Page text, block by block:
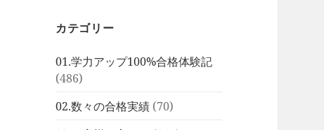
カテゴリー
01.学力アップ100%合格体験記
(486)
02.数々の合格実績 (70)